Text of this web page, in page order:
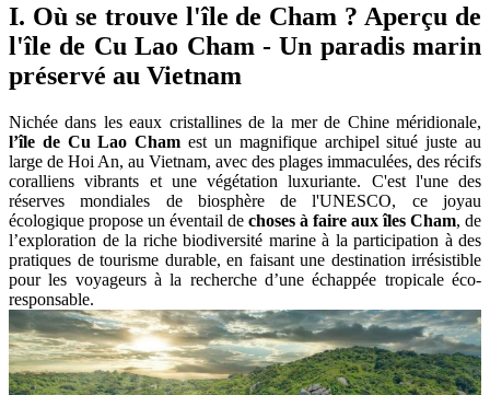
I. Où se trouve l'île de Cham ? Aperçu de
l'île de Cu Lao Cham - Un paradis marin
préservé au Vietnam
Nichée dans les eaux cristallines de la mer de Chine méridionale,
l’île de Cu Lao Cham est un magnifique archipel situé juste au
large de Hoi An, au Vietnam, avec des plages immaculées, des récifs
coralliens vibrants et une végétation luxuriante. C'est l'une des
réserves mondiales de biosphère de l'UNESCO, ce joyau
écologique propose un éventail de choses à faire aux îles Cham, de
l’exploration de la riche biodiversité marine à la participation à des
pratiques de tourisme durable, en faisant une destination irrésistible
pour les voyageurs à la recherche d’une échappée tropicale éco-
responsable.